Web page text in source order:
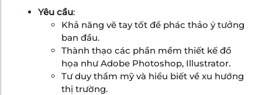
Yêu cầu:
Khả năng vẽ tay tốt để phác thảo ý tưởng
ban đầu.
Thành thạo các phần mềm thiết kế đồ
họa như Adobe Photoshop, Illustrator.
Tư duy thẩm mỹ và hiểu biết về xu hướng
thị trường.